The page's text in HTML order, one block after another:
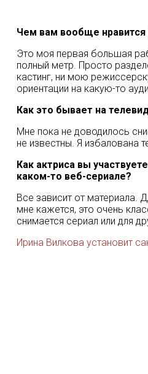
Чем вам вообще нравится
Это моя первая большая
полный метр. Просто
кастинг, ни мою
ориентации на какую-то
Как это бывает на
Мне пока не доводилось
не известны. Я избалована
Как актриса вы
каком-то веб-сериале?
Все зависит от материала.
мне кажется, это очень
снимается сериал или для
Ирина Вилкова установит